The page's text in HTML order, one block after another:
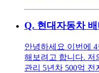
Q. 현대자동차
안녕하세요 이번에
해보려고 합니다. 저
관리 5년차 500억